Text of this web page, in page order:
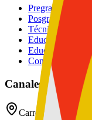
Pregrados
Posgrados
Técnico
Educación
Educación
Convocatoria de
Canales oficiales
Carrera 54 No 26